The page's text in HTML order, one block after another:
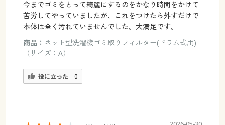
今までゴミをとって綺麗にするのをかなり時間をかけて
苦労してやっていましたが、これをつけたら外すだけで
本体は全く汚れていませんでした。大満足です。
商品： ネット型洗濯機ゴミ取りフィルター(ドラム式用)
（サイズ：A）
役に立った 0